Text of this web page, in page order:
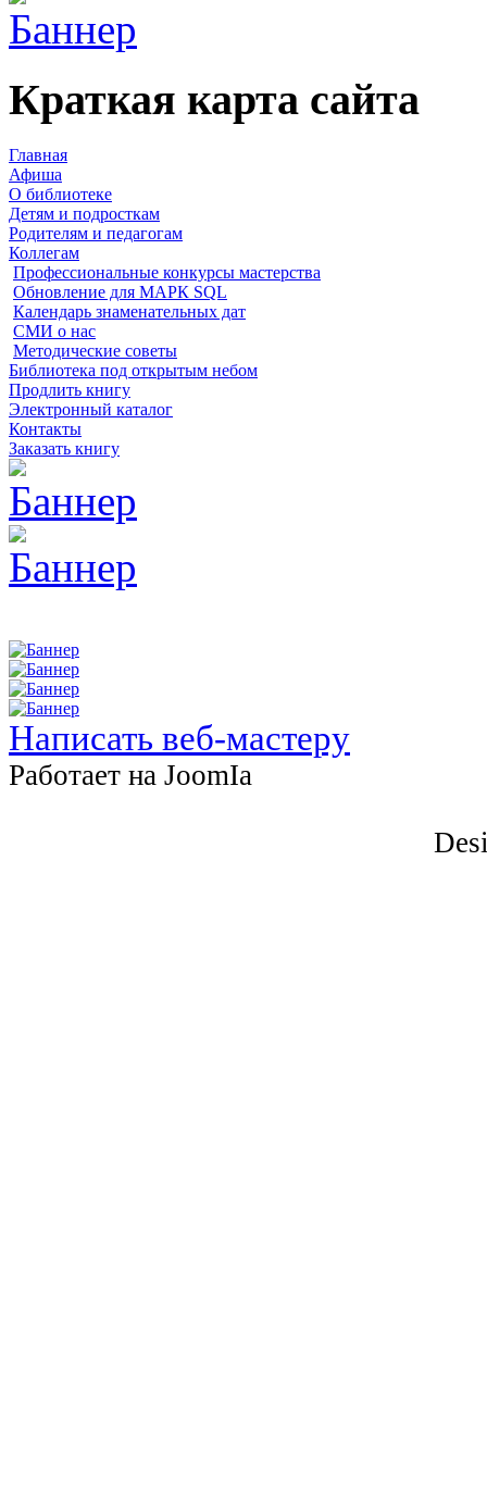
Краткая карта сайта
Главная
Афиша
О библиотеке
Детям и подросткам
Родителям и педагогам
Коллегам
Профессиональные конкурсы мастерства
Обновление для МАРК SQL
Календарь знаменательных дат
СМИ о нас
Методические советы
Библиотека под открытым небом
Продлить книгу
Электронный каталог
Контакты
Заказать книгу
Написать веб-мастеру
Работает на JоomIа